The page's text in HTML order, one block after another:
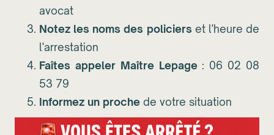
avocat
Notez les noms des policiers et l'heure de
l'arrestation
Faîtes appeler Maître Lepage: 06 02 08
53 79
Informez un proche de votre situation